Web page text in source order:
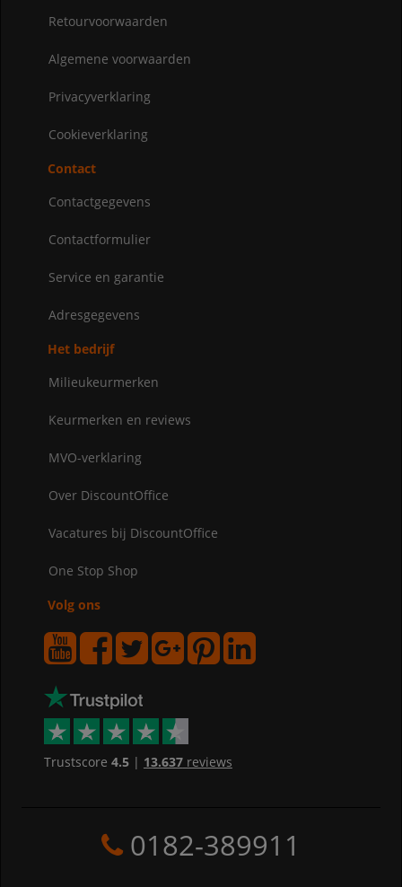
Retourvoorwaarden
Algemene voorwaarden
Privacyverklaring
Cookieverklaring
Contact
Contactgegevens
Contactformulier
Service en garantie
Adresgegevens
Het bedrijf
Milieukeurmerken
Keurmerken en reviews
MVO-verklaring
Over DiscountOffice
Vacatures bij DiscountOffice
One Stop Shop
Volg ons
Trustscore 4.5| 13.637reviews
0182-389911